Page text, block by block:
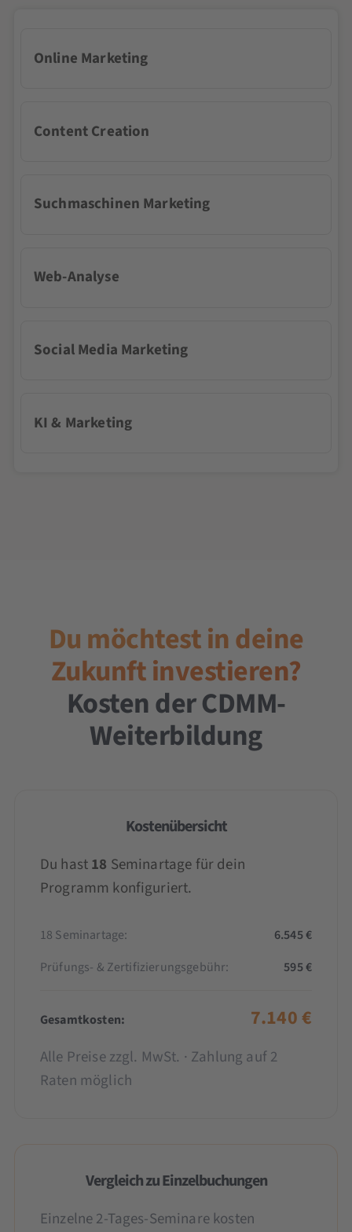
Online Marketing
Content Creation
Suchmaschinen Marketing
Web-Analyse
Social Media Marketing
KI & Marketing
Du möchtest in deine
Zukunft investieren?
Kosten der CDMM-
Weiterbildung
Kostenübersicht
Du hast18 Seminartage für dein
Programm konfiguriert.
18 Seminartage:
6.545 €
Prüfungs- & Zertifizierungsgebühr:
595 €
Gesamtkosten: 7.140 €
Alle Preise zzgl. MwSt. · Zahlung auf 2
Raten möglich
Vergleich zu Einzelbuchungen
Einzelne 2-Tages-Seminare kosten